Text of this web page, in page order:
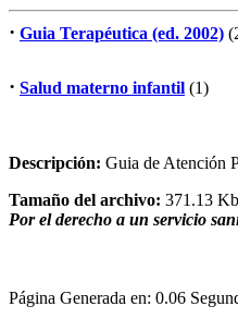
· Guia Terapéutica (ed. 2002)
· Salud materno infantil (1)
Descripción: Guia de Atención
Tamaño del archivo: 371.13 Kb
Por el derecho a un servicio
Página Generada en: 0.06